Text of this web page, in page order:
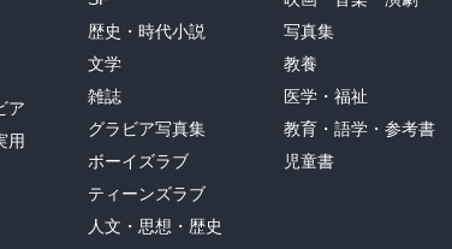
ア
用
歴史・時代小説
文学
雑誌
グラビア写真集
ボーイズラブ
ティーンズラブ
人文・思想・歴史
写真集
教養
医学・福祉
教育・語学・参考書
児童書